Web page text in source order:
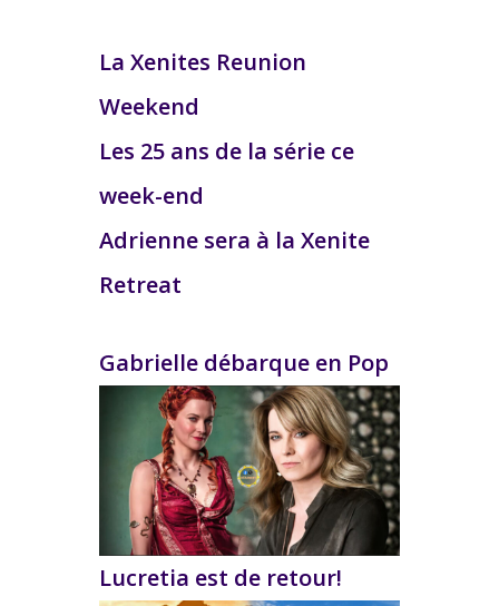
La Xenites Reunion
Weekend
Les 25 ans de la série ce
week-end
Adrienne sera à la Xenite
Retreat
Gabrielle débarque en Pop
Lucretia est de retour!